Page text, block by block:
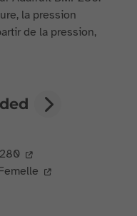
la pression
de la pression,